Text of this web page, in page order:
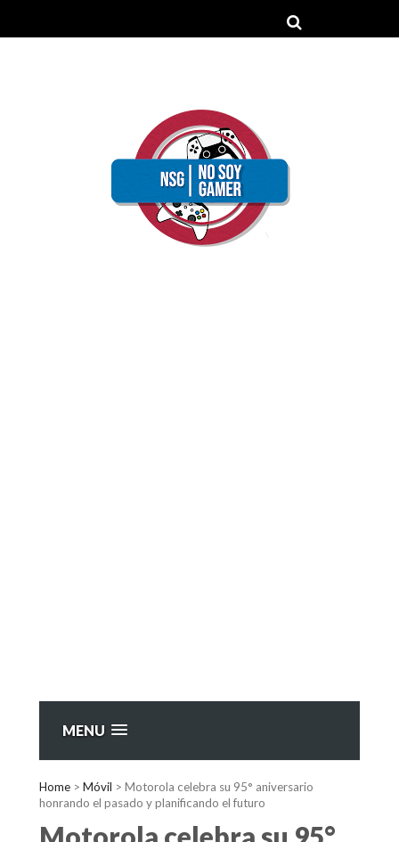
MENU
Home > Móvil > Motorola celebra su 95° aniversario
honrando el pasado y planificando el futuro